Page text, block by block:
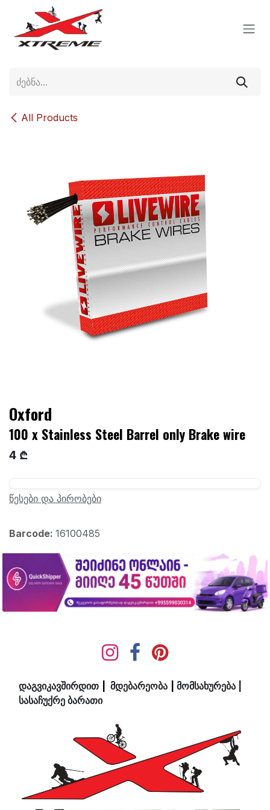
Skip to Content
All Products
Oxford
100 x Stainless Steel Barrel only Brake wire
4 ₾
წესები და პირობები
Barcode: 16100485
დაგვიკავშირდით მდ​ებ​​არეობა მომსახურება
სასაჩუქრე ბარათი